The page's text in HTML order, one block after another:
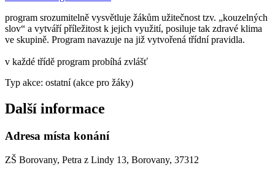
program srozumitelně vysvětluje žákům užitečnost tzv. „kouzelných
slov“ a vytváří příležitost k jejich využití, posiluje tak zdravé klima
ve skupině. Program navazuje na již vytvořená třídní pravidla.
v každé třídě program probíhá zvlášť
Typ akce: ostatní (akce pro žáky)
Další informace
Adresa místa konání
ZŠ Borovany, Petra z Lindy 13, Borovany, 37312